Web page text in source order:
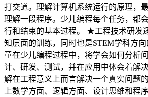
打交道。理解计算机系统运行的原理，
理解一段程序。少儿编程每个任务，都
行和结束的基本过程。 ★工程技术研发
知层面的训练，同时也是STEM学科方
童在少儿编程过程中，将学会如何分析
计、研发、测试，并在应用中体会着解
解在工程意义上而言解决一个真实问题
上数学方面、逻辑方面、设计思维和程